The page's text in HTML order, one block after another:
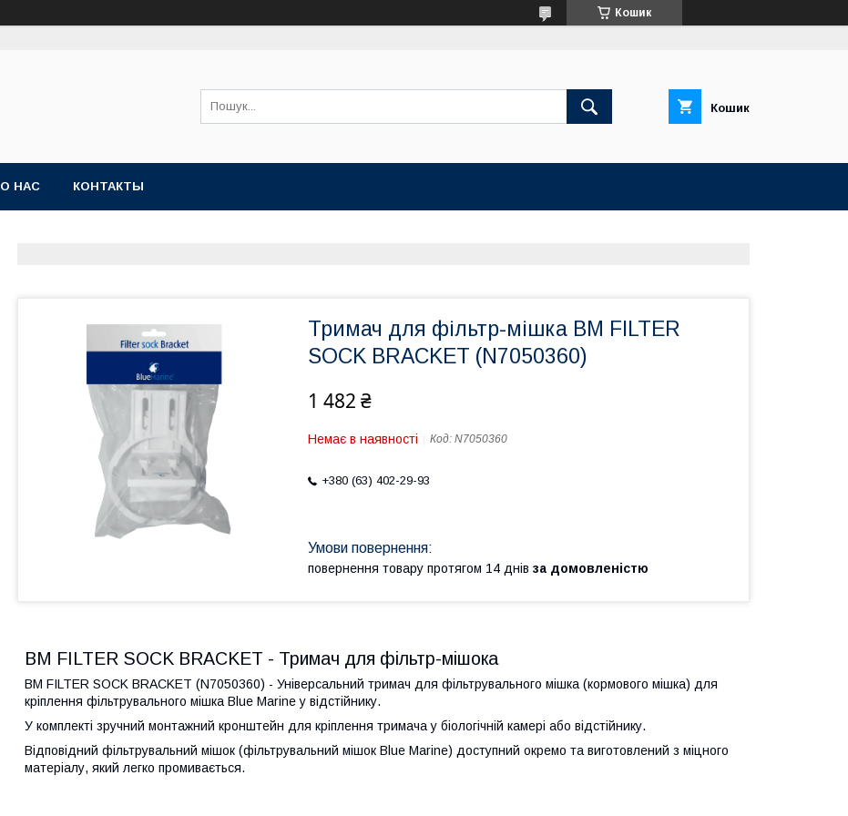
Кошик
Кошик
О НАС КОНТАКТЫ
Тримач для фільтр-мішка BM FILTER
SOCK BRACKET (N7050360)
1 482 ₴
Немає в наявності Код: N7050360
+380 (63) 402-29-93
повернення товару протягом 14 днів за домовленістю
BM FILTER SOCK BRACKET - Тримач для фільтр-мішока
BM FILTER SOCK BRACKET (N7050360) - Універсальний тримач для фільтрувального мішка (кормового мішка) для
кріплення фільтрувального мішка Blue Marine у відстійнику.
У комплекті зручний монтажний кронштейн для кріплення тримача у біологічній камері або відстійнику.
Відповідний фільтрувальний мішок (фільтрувальний мішок Blue Marine) доступний окремо та виготовлений з міцного
матеріалу, який легко промивається.